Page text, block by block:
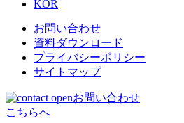
KOR
お問い合わせ
資料ダウンロード
プライバシーポリシー
サイトマップ
お問い合わせ
こちらへ